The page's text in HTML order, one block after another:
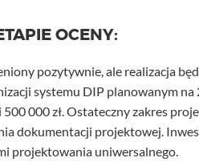
OCENY:
pozytywnie, ale realizacja
systemu DIP planowanym na
000 zł. Ostateczny zakres
dokumentacji projektowej.
projektowania uniwersalnego.